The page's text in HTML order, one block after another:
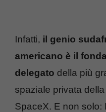
Infatti, il genio
americano è il
delegato della più
spaziale privata
SpaceX. E non solo: